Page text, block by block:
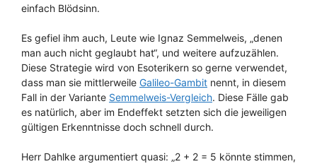
einfach Blödsinn.
Es gefiel ihm auch, Leute wie Ignaz Semmelweis, „denen
man auch nicht geglaubt hat“, und weitere aufzuzählen.
Diese Strategie wird von Esoterikern so gerne verwendet,
dass man sie mittlerweile Galileo-Gambit nennt, in diesem
Fall in der Variante Semmelweis-Vergleich. Diese Fälle gab
es natürlich, aber im Endeffekt setzten sich die jeweiligen
gültigen Erkenntnisse doch schnell durch.
Herr Dahlke argumentiert quasi: „2 + 2 = 5 könnte stimmen,